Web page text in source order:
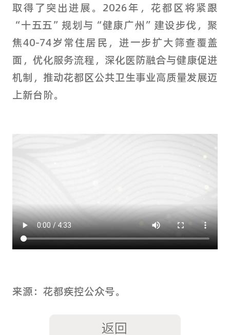
取得了突出进展。2026年，花都区将紧跟
“十五五”规划与“健康广州”建设步伐，聚
焦40-74岁常住居民，进一步扩大筛查覆盖
面，优化服务流程，深化医防融合与健康促进
机制，推动花都区公共卫生事业高质量发展迈
上新台阶。
来源：花都疾控公众号。